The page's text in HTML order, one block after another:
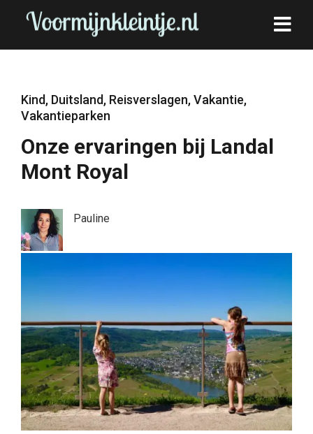
Kind, Duitsland, Reisverslagen,Vakantie,
Vakantieparken
Onze ervaringen bij Landal
Mont Royal
Pauline